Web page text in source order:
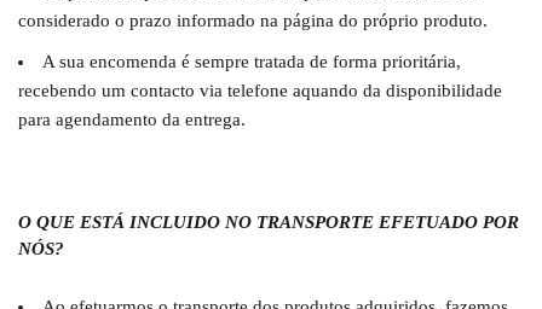
considerado o prazo informado na página do próprio produto.
A sua encomenda é sempre tratada de forma prioritária,
recebendo um contacto via telefone aquando da disponibilidade
para agendamento da entrega.
O QUE ESTÁ INCLUIDO NO TRANSPORTE EFETUADO POR
NÓS?